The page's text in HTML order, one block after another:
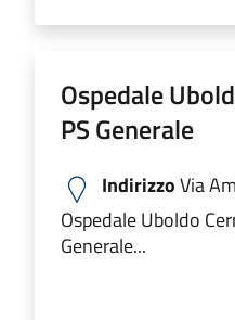
Ospedale
PS Generale
IndirizzoVia
Ospedale Uboldo
Generale...